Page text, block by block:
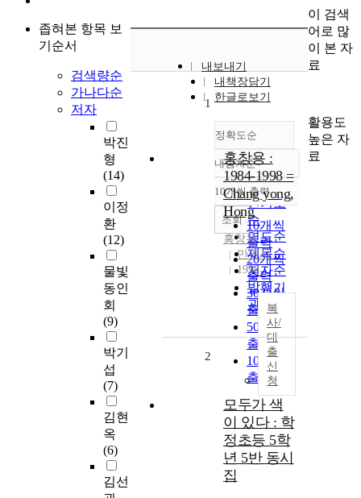
좁혀본 항목 보
기순서
검색량순
가나다순
저자
박진
형
(14)
이정
환
(12)
물빛
동인
회
(9)
박기
섭
(7)
김현
옥
(6)
김선
내보내기
내책장담기
한글로보기
정확도순
정확도
순
인기도
순
연도순
제목순
저자순
발행기
관순
내림차순
내림차순
10개씩 출력
10개씩
출력
20개씩
출력
30개씩
출력
50개씩
출력
100개씩
출력
조회
1
홍창용 :
1984-1998 =
Chang yong,
Hong
홍창용
만인사
1998
복
사/
대
출
신
청
2
모두가 색
이 있다 : 학
정초등 5학
년 5반 동시
집
이 검색
어로 많
이 본 자
료
활용도
높은 자
료